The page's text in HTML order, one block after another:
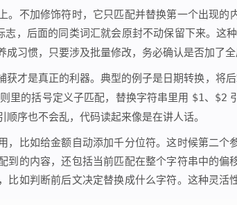
上。不加修饰符时，它只匹配并替换第一个出现的
志，后面的同类词汇就会原封不动保留下来。这
习惯，只要涉及批量修改，务必确认是否加了全
获才是真正的利器。典型的例子是日期转换，将
里的括号定义子匹配，替换字符串里用 $1、 $2
序也不会乱，代码读起来像是在讲人话。
，比如给金额自动添加千分位符。这时候第二个
到的内容，还包括当前匹配在整个字符串中的偏
比如判断前后文决定替换成什么字符。这种灵活